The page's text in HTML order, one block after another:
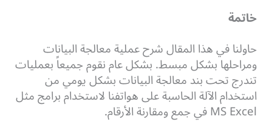
خاتمة
حاولنا في هذا المقال شرح عملية معالجة البيانات
ومراحلها بشكل مبسط. بشكل عام نقوم جميعاً بعمليات
تندرج تحت بند معالجة البيانات بشكل يومي من
استخدام الآلة الحاسبة على هواتفنا لاستخدام برامج مثل
MS Excel في جمع ومقارنة الأرقام.